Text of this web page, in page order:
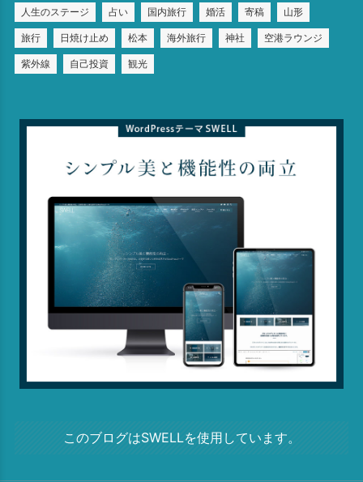
人生のステージ 占い 国内旅行 婚活 寄稿 山形
旅行 日焼け止め 松本 海外旅行 神社 空港ラウンジ
紫外線 自己投資 観光
このブログはSWELLを使用しています。